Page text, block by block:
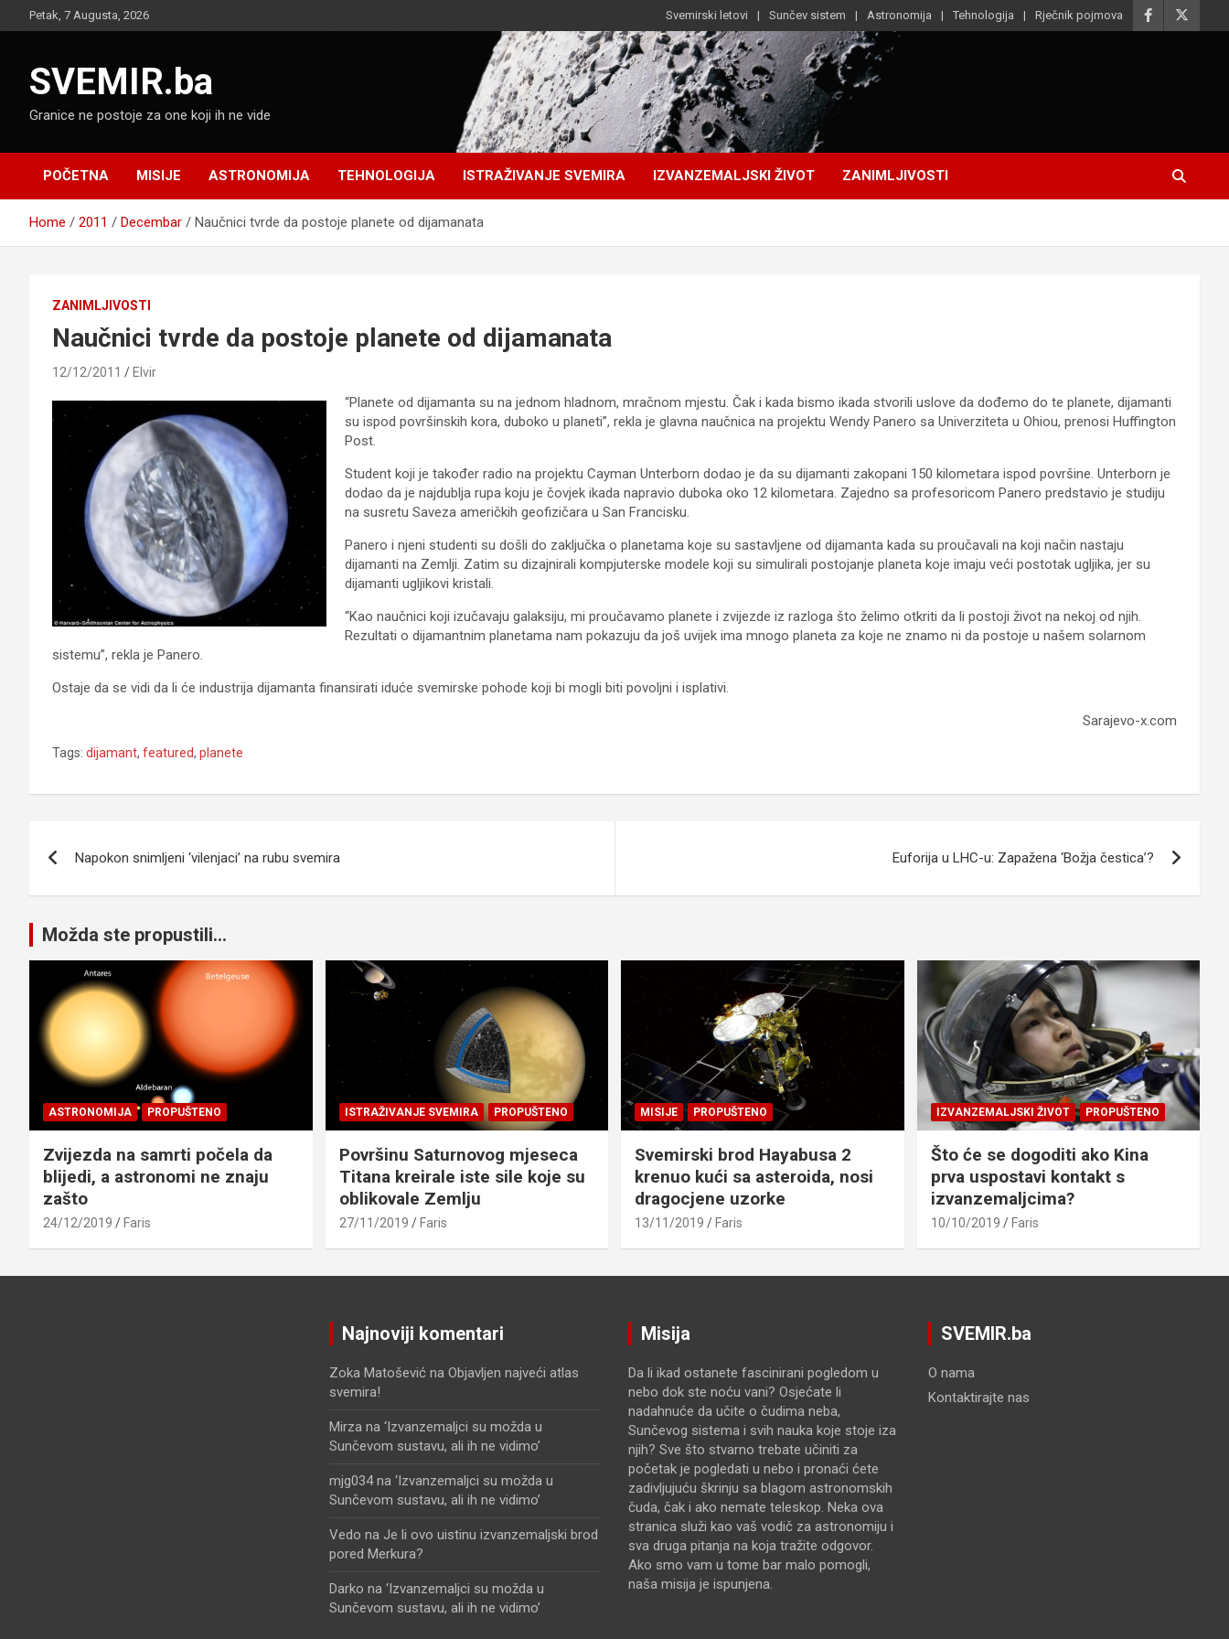
to
Petak, 7 Augusta, 2026 Svemirski letovi Sunčev sistem Astronomija Tehnologija Rječnik pojmova
SVEMIR.ba
Granice ne postoje za one koji ih ne vide
POČETNA MISIJE ASTRONOMIJA TEHNOLOGIJA ISTRAŽIVANJE SVEMIRA IZVANZEMALJSKI ŽIVOT ZANIMLJIVOSTI
Home 2011 Decembar Naučnici tvrde da postoje planete od dijamanata
ZANIMLJIVOSTI
Naučnici tvrde da postoje planete od dijamanata
12/12/2011 Elvir
“Planete od dijamanta su na jednom hladnom, mračnom mjestu. Čak i kada bismo ikada stvorili uslove da dođemo do te planete, dijamanti
su ispod površinskih kora, duboko u planeti”, rekla je glavna naučnica na projektu Wendy Panero sa Univerziteta u Ohiou, prenosi Huffington
Post.
Student koji je također radio na projektu Cayman Unterborn dodao je da su dijamanti zakopani 150 kilometara ispod površine. Unterborn je
dodao da je najdublja rupa koju je čovjek ikada napravio duboka oko 12 kilometara. Zajedno sa profesoricom Panero predstavio je studiju
na susretu Saveza američkih geofizičara u San Francisku.
Panero i njeni studenti su došli do zaključka o planetama koje su sastavljene od dijamanta kada su proučavali na koji način nastaju
dijamanti na Zemlji. Zatim su dizajnirali kompjuterske modele koji su simulirali postojanje planeta koje imaju veći postotak ugljika, jer su
dijamanti ugljikovi kristali.
“Kao naučnici koji izučavaju galaksiju, mi proučavamo planete i zvijezde iz razloga što želimo otkriti da li postoji život na nekoj od njih.
Rezultati o dijamantnim planetama nam pokazuju da još uvijek ima mnogo planeta za koje ne znamo ni da postoje u našem solarnom
sistemu”, rekla je Panero.
Ostaje da se vidi da li će industrija dijamanta finansirati iduće svemirske pohode koji bi mogli biti povoljni i isplativi.
Sarajevo-x.com
Tags: dijamant, featured, planete
članaka
Napokon snimljeni ‘vilenjaci’ na rubu svemira Euforija u LHC-u: Zapažena ‘Božja čestica’?
Možda ste propustili...
ASTRONOMIJA PROPUŠTENO
Zvijezda na samrti počela da
blijedi, a astronomi ne znaju
zašto
24/12/2019 Faris
ISTRAŽIVANJE SVEMIRA PROPUŠTENO
Površinu Saturnovog mjeseca
Titana kreirale iste sile koje su
oblikovale Zemlju
27/11/2019 Faris
MISIJE PROPUŠTENO
Svemirski brod Hayabusa 2
krenuo kući sa asteroida, nosi
dragocjene uzorke
13/11/2019 Faris
IZVANZEMALJSKI ŽIVOT PROPUŠTENO
Što će se dogoditi ako Kina
prva uspostavi kontakt s
izvanzemaljcima?
10/10/2019 Faris
Najnoviji komentari
Zoka Matoševićna Objavljen najveći atlas
svemira!
Mirzana ‘Izvanzemaljci su možda u
Sunčevom sustavu, ali ih ne vidimo’
mjg034na ‘Izvanzemaljci su možda u
Sunčevom sustavu, ali ih ne vidimo’
Vedo na Je li ovo uistinu izvanzemaljski brod
pored Merkura?
Darko na ‘Izvanzemaljci su možda u
Sunčevom sustavu, ali ih ne vidimo’
Misija
Da li ikad ostanete fascinirani pogledom u
nebo dok ste noću vani? Osjećate li
nadahnuće da učite o čudima neba,
Sunčevog sistema i svih nauka koje stoje iza
njih? Sve što stvarno trebate učiniti za
početak je pogledati u nebo i pronaći ćete
zadivljujuću škrinju sa blagom astronomskih
čuda, čak i ako nemate teleskop. Neka ova
stranica služi kao vaš vodič za astronomiju i
sva druga pitanja na koja tražite odgovor.
Ako smo vam u tome bar malo pomogli,
naša misija je ispunjena.
SVEMIR.ba
O nama
Kontaktirajte nas